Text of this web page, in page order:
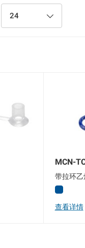
24
MCN-
带拉环
查看详情